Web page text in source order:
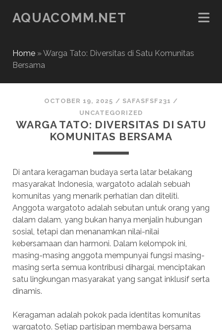
AQUACOMM.NET
Home»Warga Tato: Diversitas di Satu Komunitas
Bersama
OCTOBER 19, 2025 / SAFASFSF231 /
UNCATEGORIZED
WARGA TATO: DIVERSITAS DI SATU
KOMUNITAS BERSAMA
Di antara keragaman budaya serta latar belakang
masyarakat Indonesia, wargatoto adalah sebuah
komunitas yang menarik perhatian dan diteliti.
Anggota wargatoto adalah sebutan untuk orang yang
dalam dalam, yang bukan hanya menjalin hubungan
sosial, tetapi dan menanamkan nilai-nilai
kebersamaan dan harmoni. Dalam kelompok ini,
masing-masing anggota mempunyai fungsi masing-
masing serta semua kontribusi dihargai, menciptakan
satu lingkungan masyarakat yang sangat inklusif serta
dinamis.
Keragaman adalah pokok pada identitas komunitas
wargatoto. Setiap partisipan membawa bersama